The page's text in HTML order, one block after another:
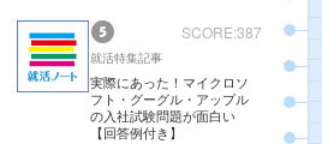
SCORE:387
就活特集記事
実際にあった！マイクロソ
フト・グーグル・アップル
の入社試験問題が面白い
【回答例付き】